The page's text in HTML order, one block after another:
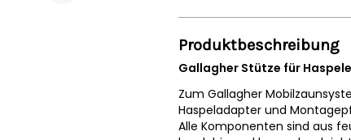
Produktbeschreibung
Gallagher Stütze für
Zum Gallagher
Haspeladapter und
Alle Komponenten sind aus